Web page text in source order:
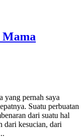
Mama
yang pernah saya
Suatu perbuatan
dari suatu hal
dari kesucian, dari